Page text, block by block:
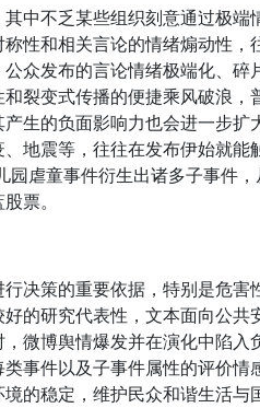
中不乏某些组织刻意通过极
性和相关言论的情绪煽动性，
众发布的言论情绪极端化、
裂变式传播的便捷乘风破浪
生的负面影响力也会进一步
地震等，往往在发布伊始就
园虐童事件衍生出诸多子事件
票。
决策的重要依据，特别是危
的研究代表性，文本面向公
微博舆情爆发并在演化中陷
事件以及子事件属性的评价情
的稳定，维护民众和谐生活